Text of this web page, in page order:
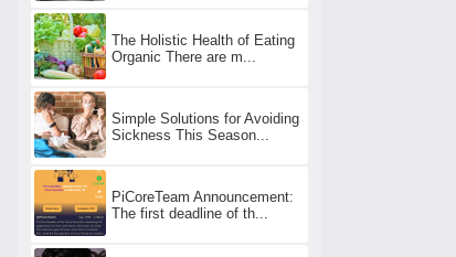
The Holistic Health of Eating
Organic There are m...
Simple Solutions for Avoiding
Sickness This Season...
PiCoreTeam Announcement:
The first deadline of th...